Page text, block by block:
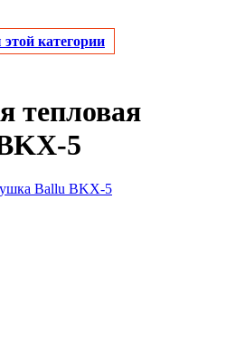
категории
тепловая
5